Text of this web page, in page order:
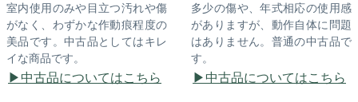
室内使用のみや目立つ汚れや傷
がなく、わずかな作動痕程度の
美品です。中古品としてはキレ
イな商品です。
中古品についてはこちら
多少の傷や、年式相応の使用感
がありますが、動作自体に問題
はありません。普通の中古品で
す。
中古品についてはこちら